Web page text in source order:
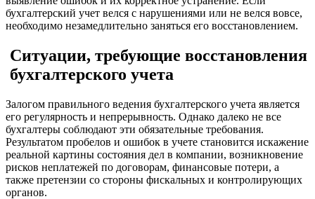
бухгалтерский учет велся с нарушениями или не велся вовсе,
необходимо незамедлительно заняться его восстановлением.
Ситуации, требующие восстановления
бухгалтерского учета
Залогом правильного ведения бухгалтерского учета является
его регулярность и непрерывность. Однако далеко не все
бухгалтеры соблюдают эти обязательные требования.
Результатом пробелов и ошибок в учете становится искажение
реальной картины состояния дел в компании, возникновение
рисков неплатежей по договорам, финансовые потери, а
также претензии со стороны фискальных и контролирующих
органов.